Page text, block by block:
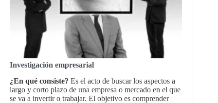
Investigación empresarial
¿En qué consiste? Es el acto de buscar los aspectos a
largo y corto plazo de una empresa o mercado en el que
se va a invertir o trabajar. El objetivo es comprender